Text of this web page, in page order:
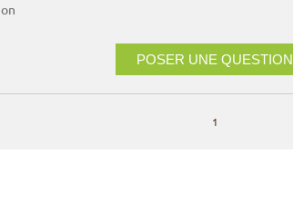
POSER UNE QUESTION
1